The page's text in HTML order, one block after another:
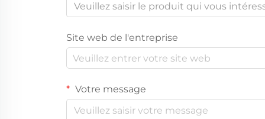
Veuillez saisir le produit qui vous
Site web de l'entreprise
Votre message